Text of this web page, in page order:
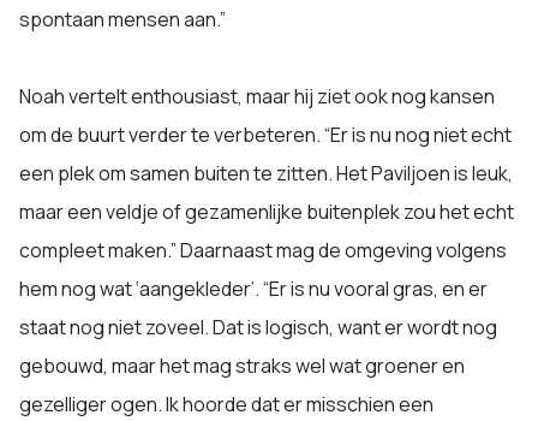
spontaan mensen aan.”
Noah vertelt enthousiast, maar hij ziet ook nog kansen
om de buurt verder te verbeteren. “Er is nu nog niet echt
een plek om samen buiten te zitten. Het Paviljoen is leuk,
maar een veldje of gezamenlijke buitenplek zou het echt
compleet maken.” Daarnaast mag de omgeving volgens
hem nog wat ‘aangekleder’. “Er is nu vooral gras, en er
staat nog niet zoveel. Dat is logisch, want er wordt nog
gebouwd, maar het mag straks wel wat groener en
gezelliger ogen. Ik hoorde dat er misschien een